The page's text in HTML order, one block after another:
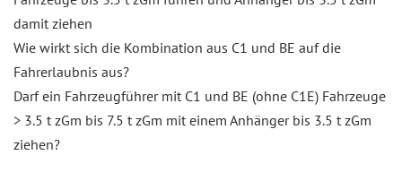
damit ziehen
Wie wirkt sich die Kombination aus C1 und BE auf die
Fahrerlaubnis aus?
Darf ein Fahrzeugführer mit C1 und BE (ohne C1E) Fahrzeuge
> 3.5 t zGm bis 7.5 t zGm mit einem Anhänger bis 3.5 t zGm
ziehen?